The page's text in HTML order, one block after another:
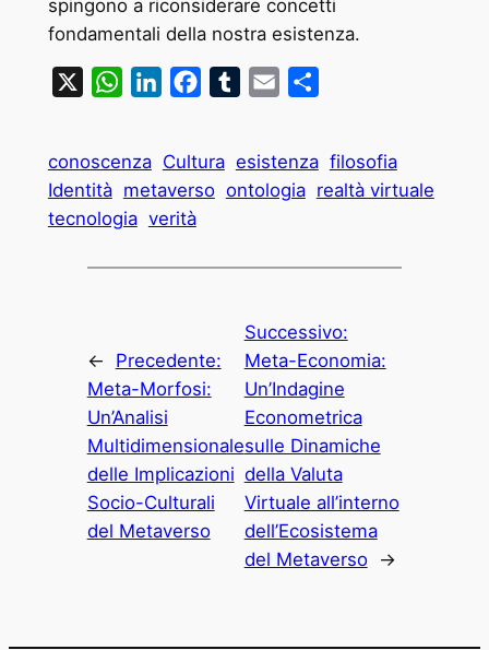
spingono a riconsiderare concetti
fondamentali della nostra esistenza.
WhatsAppLinkedInFacebookTumblrEmail
conoscenza Cultura esistenza filosofia
Identità metaverso ontologia realtà virtuale
tecnologia verità
←
Precedente:
Meta-Morfosi:
Un’Analisi
Multidimensionale
delle Implicazioni
Socio-Culturali
del Metaverso
Successivo:
Meta-Economia:
Un’Indagine
Econometrica
sulle Dinamiche
della Valuta
Virtuale all’interno
dell’Ecosistema
del Metaverso
→